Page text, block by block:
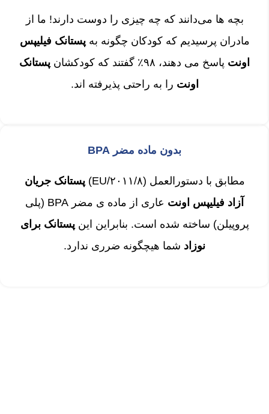
بچه ها می‌دانند که چه چیزی را دوست دارند! ما از
مادران پرسیدیم که کودکان چگونه بهپستانک فیلیپس
اونت پاسخ می دهند، ۹۸٪ گفتند که کودکشان
پستانک
اونت را به راحتی پذیرفته اند.
بدون ماده مضر BPA
مطابق با دستورالعمل (۲۰۱۱/۸/EU)
پستانک جریان
آزاد فیلیپس اونت
عاری از ماده ی مضر BPA (پلی
پروپیلن) ساخته شده است. بنابراین اینپستانک برای
نوزاد شما هیچگونه ضرری ندارد.